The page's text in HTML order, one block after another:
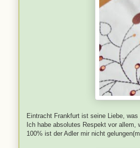
Eintracht Frankfurt ist seine Liebe,
Ich habe absolutes Respekt vor allem,
100% ist der Adler mir nicht